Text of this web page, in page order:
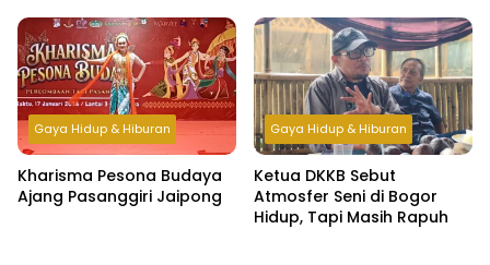
Kebersamaan Pemuda
Gaya Hidup & Hiburan
Kharisma Pesona Budaya
Ajang Pasanggiri Jaipong
Gaya Hidup & Hiburan
Ketua DKKB Sebut
Atmosfer Seni di Bogor
Hidup, Tapi Masih Rapuh